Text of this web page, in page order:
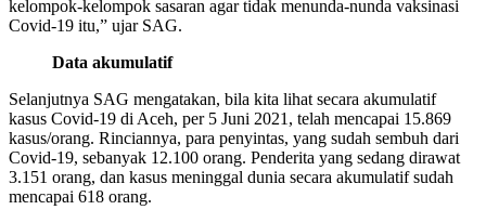
kelompok-kelompok sasaran agar tidak menunda-nunda vaksinasi
Covid-19 itu,” ujar SAG.
Data akumulatif
Selanjutnya SAG mengatakan, bila kita lihat secara akumulatif
kasus Covid-19 di Aceh, per 5 Juni 2021, telah mencapai 15.869
kasus/orang. Rinciannya, para penyintas, yang sudah sembuh dari
Covid-19, sebanyak 12.100 orang. Penderita yang sedang dirawat
3.151 orang, dan kasus meninggal dunia secara akumulatif sudah
mencapai 618 orang.